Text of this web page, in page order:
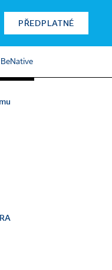
PŘEDPLATNÉ
BeNative